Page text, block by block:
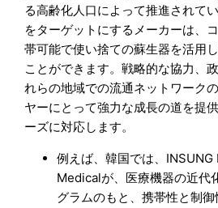
る高齢化人口によって推進されて
をターゲットにするメーカーは、
帯可能で使い捨ての蘇生器を活用
ことができます。戦略的な協力、
れらの地域での流通ネットワーク
ヤーにとって強力な成長の道を提
ーズに対応します。
例えば、韓国では、
Medicalが、医療機器の近代
グラムのもと、携帯性と制